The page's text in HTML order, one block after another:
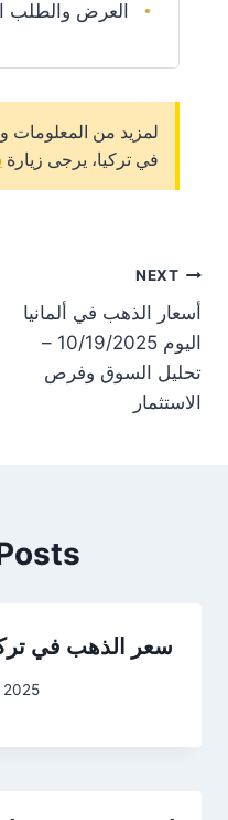
العرض والطلب
لمزيد من المعلومات
في تركيا، يرجى زيارة
NEXT
أسعار الذهب في ألمانيا
اليوم 10/19/2025 –
تحليل السوق وفرص
الاستثمار
سعر الذهب في تركيا اليوم
2025